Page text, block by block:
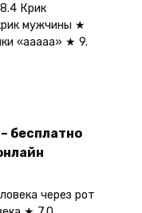
Крик
мужчины ★
«ааааа» ★ 9.
бесплатно
через рот